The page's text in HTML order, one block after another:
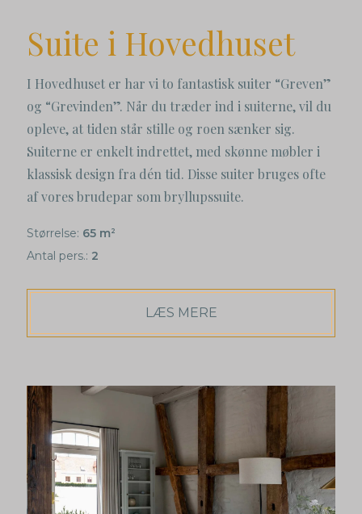
Suite i Hovedhuset
I Hovedhuset er har vi to fantastisk suiter “Greven”
og “Grevinden”. Når du træder ind i suiterne, vil du
opleve, at tiden står stille og roen sænker sig.
Suiterne er enkelt indrettet, med skønne møbler i
klassisk design fra dén tid. Disse suiter bruges ofte
af vores brudepar som bryllupssuite.
LÆS MERE
Størrelse: 65 m2
Antal pers.: 2